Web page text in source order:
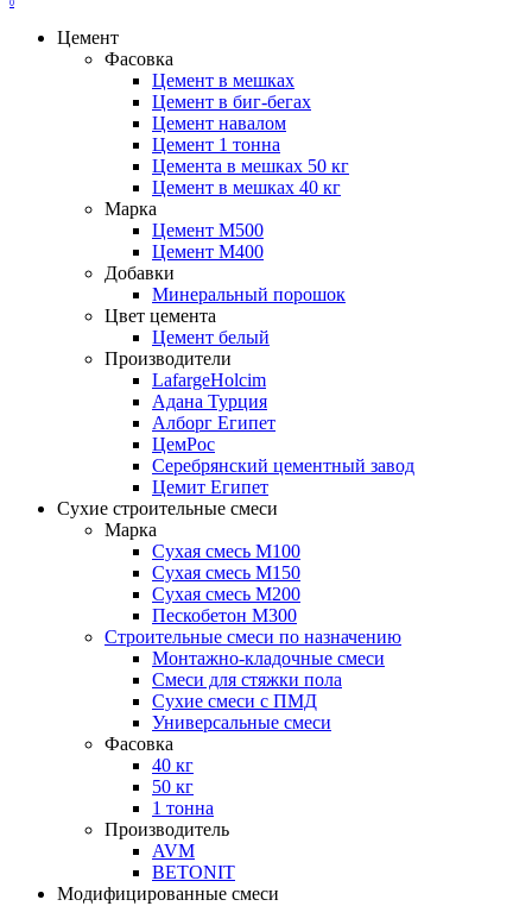
0
Цемент
Фасовка
Цемент в мешках
Цемент в биг-бегах
Цемент навалом
Цемент 1 тонна
Цемента в мешках 50 кг
Цемент в мешках 40 кг
Марка
Цемент М500
Цемент М400
Добавки
Минеральный порошок
Цвет цемента
Цемент белый
Производители
LafargeHolcim
Адана Турция
Алборг Египет
ЦемРос
Серебрянский цементный завод
Цемит Египет
Сухие строительные смеси
Марка
Сухая смесь М100
Сухая смесь М150
Сухая смесь М200
Пескобетон М300
Строительные смеси по назначению
Монтажно-кладочные смеси
Смеси для стяжки пола
Сухие смеси с ПМД
Универсальные смеси
Фасовка
40 кг
50 кг
1 тонна
Производитель
AVM
BETONIT
Модифицированные смеси